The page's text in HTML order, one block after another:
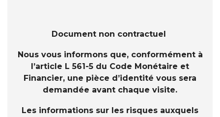
Document non contractuel
Nous vous informons que, conformément à
l’article L 561-5 du Code Monétaire et
Financier, une pièce d’identité vous sera
demandée avant chaque visite.
Les informations sur les risques auxquels